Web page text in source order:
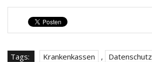
Tags: Krankenkassen , Datenschutz